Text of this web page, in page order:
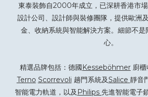
東泰裝飾自2000年成立，已深耕香港市
設計公司、設計師與裝修團隊，提供歐洲
金、收納系統與智能解決方案。細節不
心。
精選品牌包括：德國Kesseböhmer 廚
Terno Scorrevoli 趟門系統及Salice 靜音
智能電力軌道，以及 Philips 先進智能電子